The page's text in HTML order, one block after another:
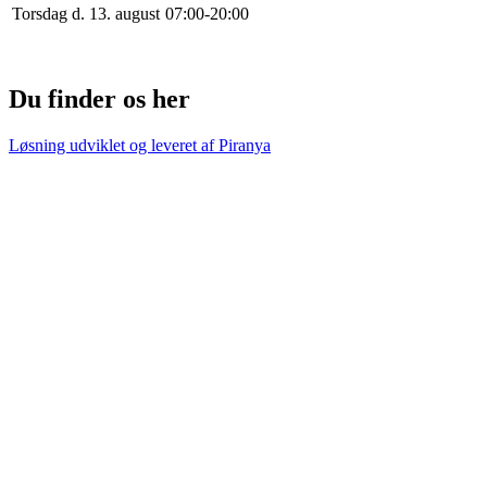
Torsdag d. 13. august 07:00-20:00
Du finder os her
Løsning udviklet og leveret afPiranya